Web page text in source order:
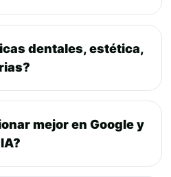
dentales, estética,
mejor en Google y